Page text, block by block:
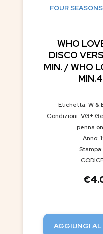
FOUR
WHO
DISCO
MIN. / WHO
Etichetta: W &
Condizioni: VG+
penna
Anno:
€
AGGIUNGI